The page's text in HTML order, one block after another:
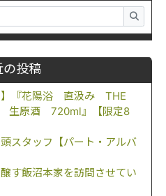
の投稿
】『花陽浴 直汲み THE
生原酒 720ml』【限定8
スタッフ【パート・アルバ
す飯沼本家を訪問させてい